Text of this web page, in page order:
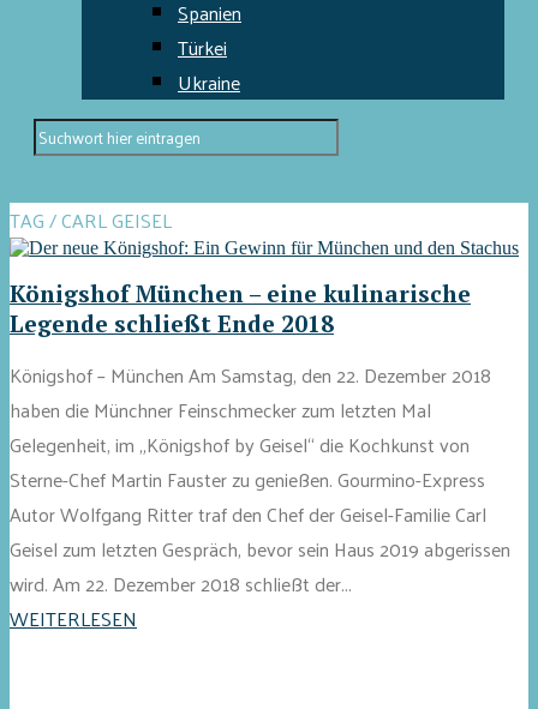
Spanien
Türkei
Ukraine
TAG / CARL GEISEL
Königshof München – eine kulinarische
Legende schließt Ende 2018
Königshof – München Am Samstag, den 22. Dezember 2018
haben die Münchner Feinschmecker zum letzten Mal
Gelegenheit, im „Königshof by Geisel“ die Kochkunst von
Sterne-Chef Martin Fauster zu genießen. Gourmino-Express
Autor Wolfgang Ritter traf den Chef der Geisel-Familie Carl
Geisel zum letzten Gespräch, bevor sein Haus 2019 abgerissen
wird. Am 22. Dezember 2018 schließt der...
WEITERLESEN